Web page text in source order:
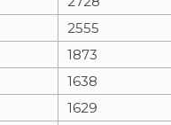
2555
1873
1638
1629